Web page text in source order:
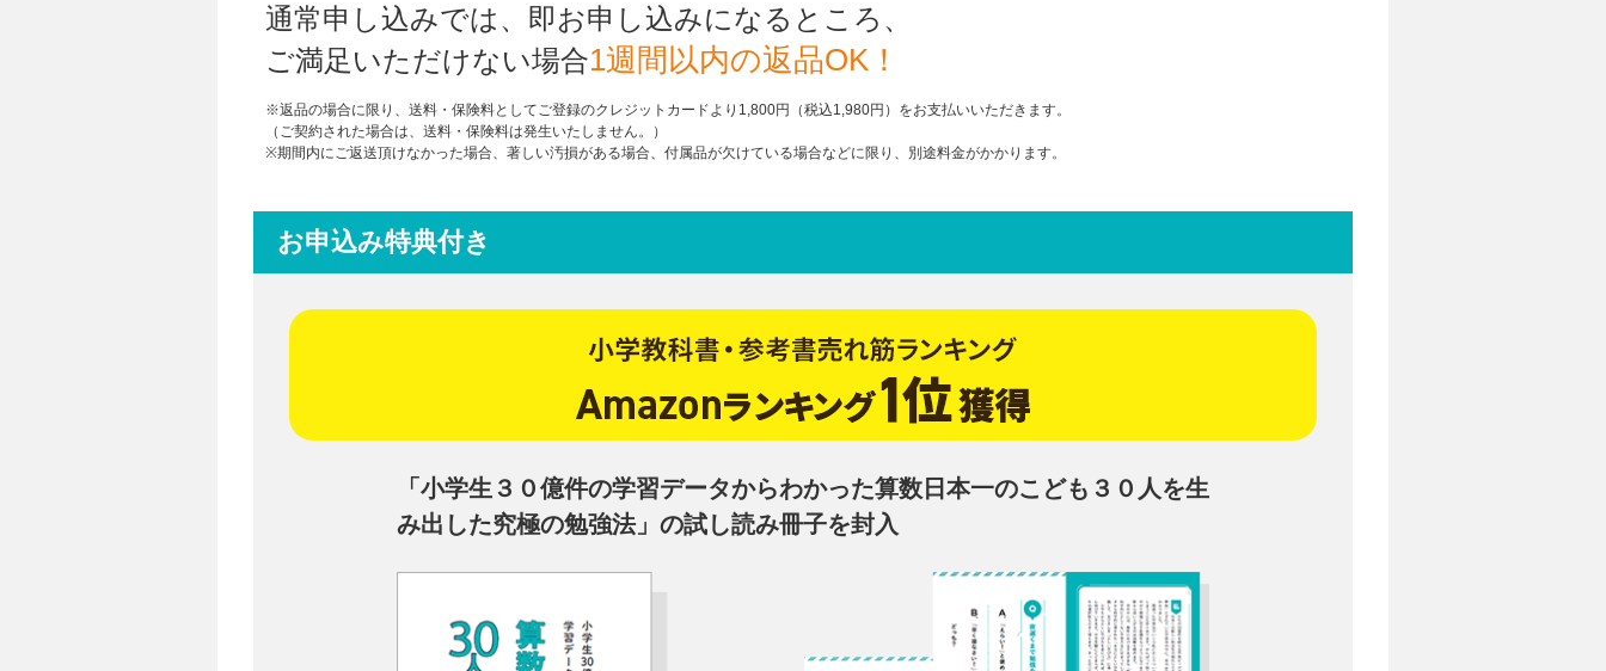
通常申し込みでは、即お申し込みになるところ、
ご満足いただけない場合1週間以内の返品OK！
※返品の場合に限り、送料・保険料としてご登録のクレジットカードより1,800円（税込1,980円）をお支払いいただきます。
（ご契約された場合は、送料・保険料は発生いたしません。）
※期間内にご返送頂けなかった場合、著しい汚損がある場合、付属品が欠けている場合などに限り、別途料金がかかります。
お申込み特典付き
「小学生３０億件の学習データからわかった算数日本一のこども３０人を生
み出した究極の勉強法」の試し読み冊子を封入